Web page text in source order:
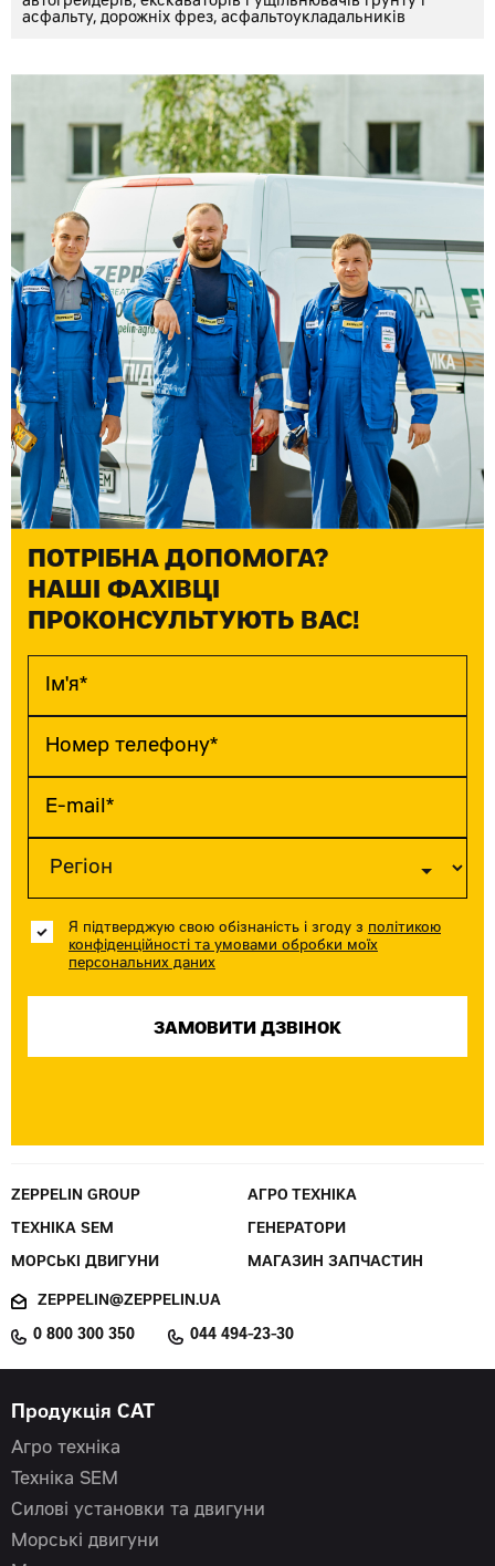
асфальту, дорожніх фрез, асфальтоукладальників
ПОТРІБНА ДОПОМОГА?
НАШІ ФАХІВЦІ
ПРОКОНСУЛЬТУЮТЬ ВАС!
Я підтверджую свою обізнаність і згоду з політикою
конфіденційності та умовами обробки моїх
персональних даних
ZEPPELIN GROUP АГРО ТЕХНІКА
ТЕХНІКА SEM ГЕНЕРАТОРИ
МОРСЬКІ ДВИГУНИ МАГАЗИН ЗАПЧАСТИН
ZEPPELIN@ZEPPELIN.UA
0 800 300 350 044 494-23-30
Продукція CAT
Агро техніка
Техніка SEM
Силові установки та двигуни
Морські двигуни